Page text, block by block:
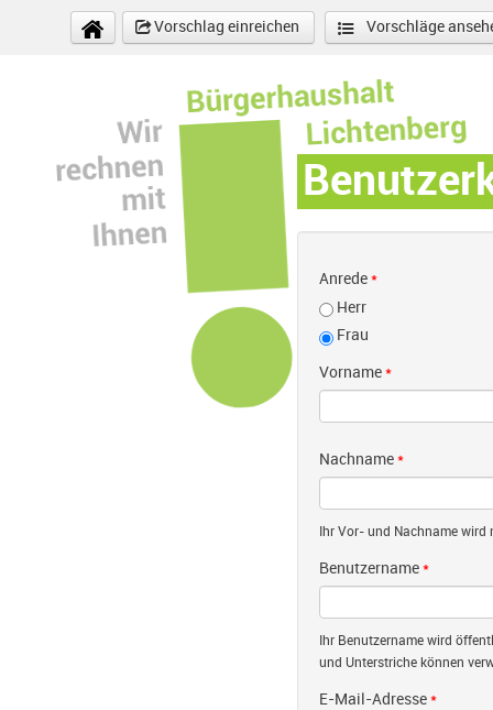
Direkt zum Inhalt
Vorschlag einreichen
Vorschläge
Anrede *
Herr
Frau
Vorname *
Nachname *
Ihr Vor- und Nachname
Benutzername *
Ihr Benutzername wird
und Unterstriche können
E-Mail-Adresse *